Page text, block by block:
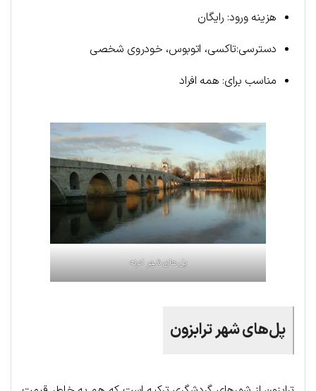
هزینه ورود: رایگان
دسترسی:تاکسی، اتوبوس، خودروی شخصی
مناسب برای: همه افراد
پل های شهر ادرنه
پل‌های شهر ترابزون